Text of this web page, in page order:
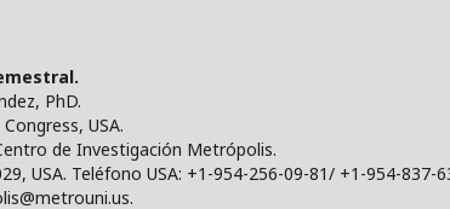
PhD.
USA.
de Investigación Metrópolis.
USA. Teléfono USA: +1-954-256-09-81/ +1-954-837-